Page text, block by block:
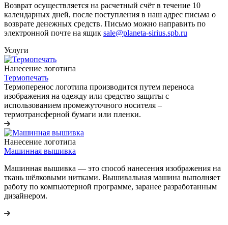
Возврат осуществляется на расчетный счёт в течение 10
календарных дней, после поступления в наш адрес письма о
возврате денежных средств. Письмо можно направить по
электронной почте на ящик sale@planeta-sirius.spb.ru
Услуги
Нанесение логотипа
Термопечать
Термоперенос логотипа производится путем переноса
изображения на одежду или средство защиты с
использованием промежуточного носителя –
термотрансферной бумаги или пленки.
Нанесение логотипа
Машинная вышивка
Машинная вышивка — это способ нанесения изображения на
ткань шёлковыми нитками. Вышивальная машина выполняет
работу по компьютерной программе, заранее разработанным
дизайнером.